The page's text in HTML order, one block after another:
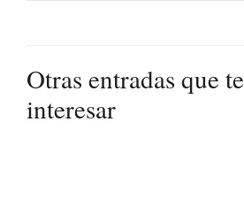
Otras entradas que
interesar